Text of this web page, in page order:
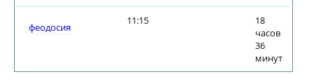
феодосия
11:15
18
часов
36
минут